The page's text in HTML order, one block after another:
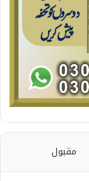
مقبول